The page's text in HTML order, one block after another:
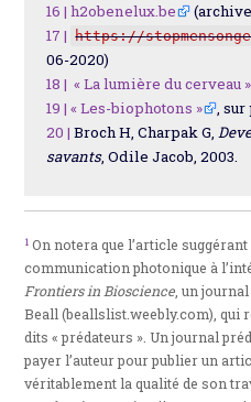
16 | h2obenelux.be
17 | https://
06-2020)
18 | « La lumière du cerveau »
19 | « Les-biophotons »
,
20 | Broch H, Charpak G,
savants, Odile Jacob, 2003.
1 On notera que l’article suggérant
communication photonique à
Frontiers in Bioscience, un
Beall (beallslist.weebly.com), qui
dits « prédateurs ». Un journal
payer l’auteur pour publier un
véritablement la qualité de son